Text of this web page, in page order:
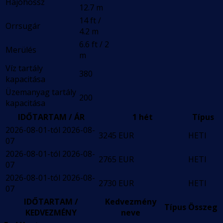
Hajóhossz
12.7 m
Orrsugár
14 ft /
4.2 m
Merülés
6.6 ft / 2
m
Víz tartály
kapacitása
380
Üzemanyag tartály
kapacitása
200
IDŐTARTAM / ÁR
1 hét
Típus
2026-08-01-tól 2026-08-
07
3245 EUR
HETI
2026-08-01-tól 2026-08-
07
2765 EUR
HETI
2026-08-01-tól 2026-08-
07
2730 EUR
HETI
IDŐTARTAM /
KEDVEZMÉNY
Kedvezmény
neve
Típus Összeg